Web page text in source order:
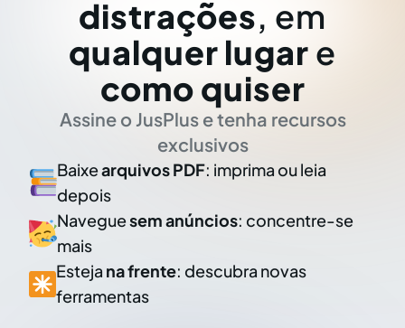
distrações, em
qualquer lugar e
como quiser
Assine o JusPlus e tenha recursos
exclusivos
Baixearquivos PDF: imprima ou leia
depois
Naveguesem anúncios: concentre-se
mais
Esteja na frente: descubra novas
ferramentas